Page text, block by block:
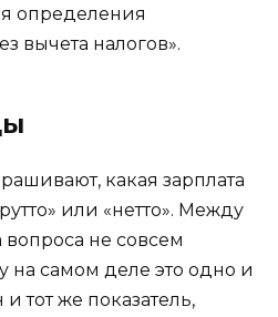
определения
вычета налогов».
какая зарплата
или «нетто». Между
вопроса не совсем
на самом деле это одно и
тот же показатель,